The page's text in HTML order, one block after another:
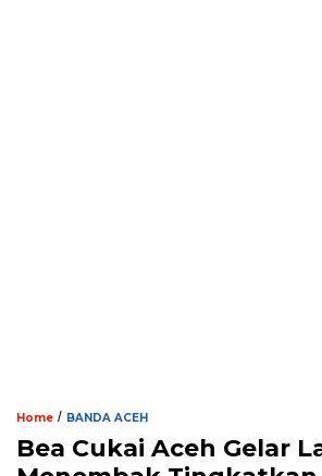
Home / BANDA ACEH
Bea Cukai Aceh Gelar